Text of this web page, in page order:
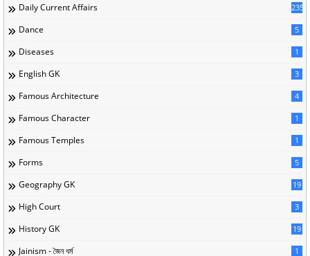
Daily Current Affairs 235
Dance 5
Diseases 1
English GK 3
Famous Architecture 4
Famous Character 1
Famous Temples 1
Forms 5
Geography GK 19
High Court 3
History GK 19
Jainism - জৈন ধর্ম 1